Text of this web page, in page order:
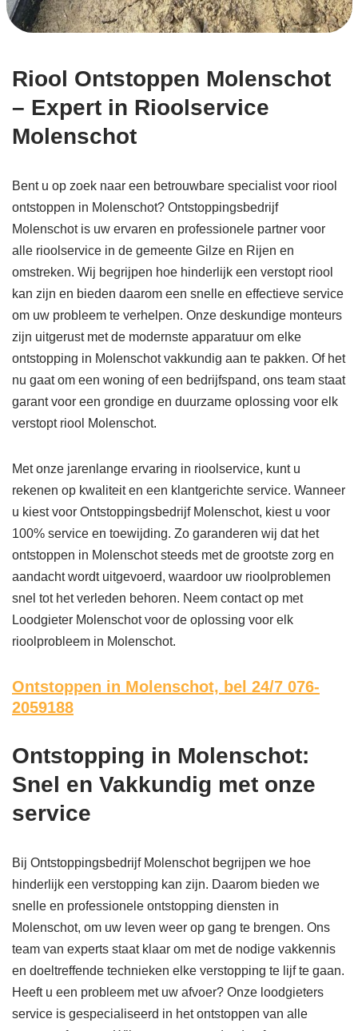
Riool Ontstoppen Molenschot
– Expert in Rioolservice
Molenschot
Bent u op zoek naar een betrouwbare specialist voor riool
ontstoppen in Molenschot? Ontstoppingsbedrijf
Molenschot is uw ervaren en professionele partner voor
alle rioolservice in de gemeente Gilze en Rijen en
omstreken. Wij begrijpen hoe hinderlijk een verstopt riool
kan zijn en bieden daarom een snelle en effectieve service
om uw probleem te verhelpen. Onze deskundige monteurs
zijn uitgerust met de modernste apparatuur om elke
ontstopping in Molenschot vakkundig aan te pakken. Of het
nu gaat om een woning of een bedrijfspand, ons team staat
garant voor een grondige en duurzame oplossing voor elk
verstopt riool Molenschot.
Met onze jarenlange ervaring in rioolservice, kunt u
rekenen op kwaliteit en een klantgerichte service. Wanneer
u kiest voor Ontstoppingsbedrijf Molenschot, kiest u voor
100% service en toewijding. Zo garanderen wij dat het
ontstoppen in Molenschot steeds met de grootste zorg en
aandacht wordt uitgevoerd, waardoor uw rioolproblemen
snel tot het verleden behoren. Neem contact op met
Loodgieter Molenschot voor de oplossing voor elk
rioolprobleem in Molenschot.
Ontstoppen in Molenschot, bel 24/7 076-
2059188
Ontstopping in Molenschot:
Snel en Vakkundig met onze
service
Bij Ontstoppingsbedrijf Molenschot begrijpen we hoe
hinderlijk een verstopping kan zijn. Daarom bieden we
snelle en professionele ontstopping diensten in
Molenschot, om uw leven weer op gang te brengen. Ons
team van experts staat klaar om met de nodige vakkennis
en doeltreffende technieken elke verstopping te lijf te gaan.
Heeft u een probleem met uw afvoer? Onze loodgieters
service is gespecialiseerd in het ontstoppen van alle